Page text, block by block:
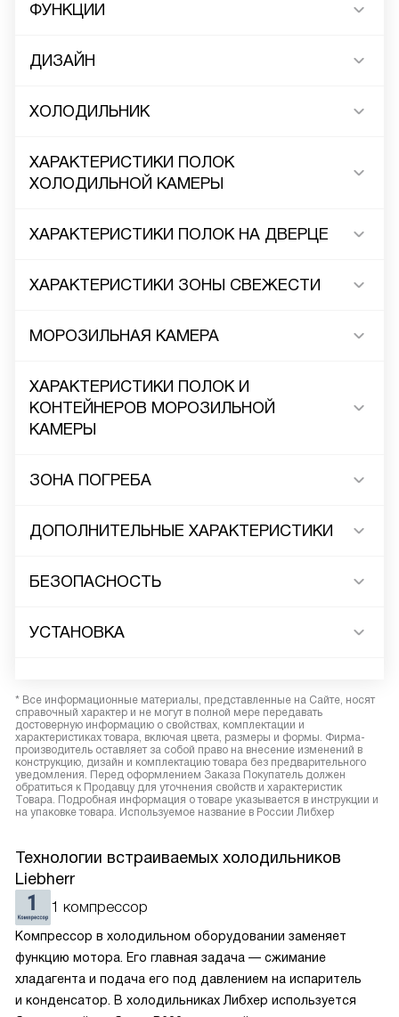
ФУНКЦИИ
ДИЗАЙН
ХОЛОДИЛЬНИК
ХАРАКТЕРИСТИКИ ПОЛОК
ХОЛОДИЛЬНОЙ КАМЕРЫ
ХАРАКТЕРИСТИКИ ПОЛОК НА ДВЕРЦЕ
ХАРАКТЕРИСТИКИ ЗОНЫ СВЕЖЕСТИ
МОРОЗИЛЬНАЯ КАМЕРА
ХАРАКТЕРИСТИКИ ПОЛОК И
КОНТЕЙНЕРОВ МОРОЗИЛЬНОЙ
КАМЕРЫ
ЗОНА ПОГРЕБА
ДОПОЛНИТЕЛЬНЫЕ ХАРАКТЕРИСТИКИ
БЕЗОПАСНОСТЬ
УСТАНОВКА
* Все информационные материалы, представленные на Сайте, носят
справочный характер и не могут в полной мере передавать
достоверную информацию о свойствах, комплектации и
характеристиках товара, включая цвета, размеры и формы. Фирма-
производитель оставляет за собой право на внесение изменений в
конструкцию, дизайн и комплектацию товара без предварительного
уведомления. Перед оформлением Заказа Покупатель должен
обратиться к Продавцу для уточнения свойств и характеристик
Товара. Подробная информация о товаре указывается в инструкции и
на упаковке товара. Используемое название в России Либхер
Технологии встраиваемых холодильников
Liebherr
1 компрессор
Компрессор в холодильном оборудовании заменяет
функцию мотора. Его главная задача — сжимание
хладагента и подача его под давлением на испаритель
и конденсатор. В холодильниках Либхер используется